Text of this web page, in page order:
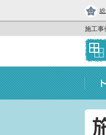
施工事